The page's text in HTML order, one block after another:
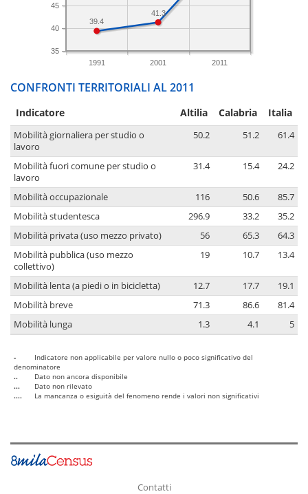
1991 2001 2011
35
40
45
41.3
39.4
CONFRONTI TERRITORIALI AL 2011
Indicatore Altilia Calabria Italia
Mobilità giornaliera per studio o
lavoro
50.2 51.2 61.4
Mobilità fuori comune per studio o
lavoro
31.4 15.4 24.2
Mobilità occupazionale 116 50.6
85.7
Mobilità studentesca
296.9 33.2
35.2
Mobilità privata (uso mezzo privato)
56 65.3
64.3
Mobilità pubblica (uso mezzo
collettivo)
19 10.7 13.4
Mobilità lenta (a piedi o in bicicletta) 12.7 17.7
19.1
Mobilità breve
71.3 86.6
81.4
Mobilità lunga
1.3 4.1 5
-
Indicatore non applicabile per valore nullo o poco significativo del
denominatore
..
Dato non ancora disponibile
...
Dato non rilevato
....
La mancanza o esiguità del fenomeno rende i valori non significativi
Contatti